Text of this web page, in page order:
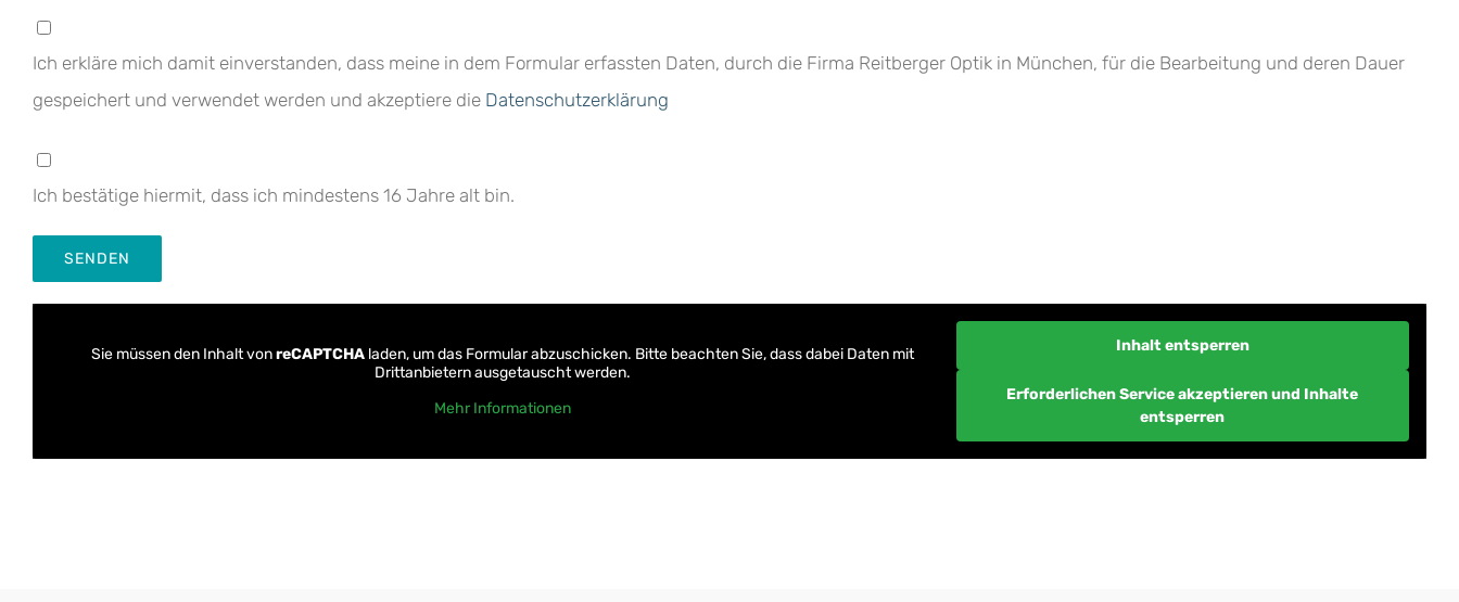
Ich erkläre mich damit einverstanden, dass meine in dem Formular erfassten Daten, durch die Firma Reitberger Optik in München, für die Bearbeitung und deren Dauer
gespeichert und verwendet werden und akzeptiere die Datenschutzerklärung
Ich bestätige hiermit, dass ich mindestens 16 Jahre alt bin.
Sie müssen den Inhalt vonreCAPTCHA laden, um das Formular abzuschicken. Bitte beachten Sie, dass dabei Daten mit
Drittanbietern ausgetauscht werden.
Mehr Informationen
Inhalt entsperren
Erforderlichen Service akzeptieren und Inhalte
entsperren